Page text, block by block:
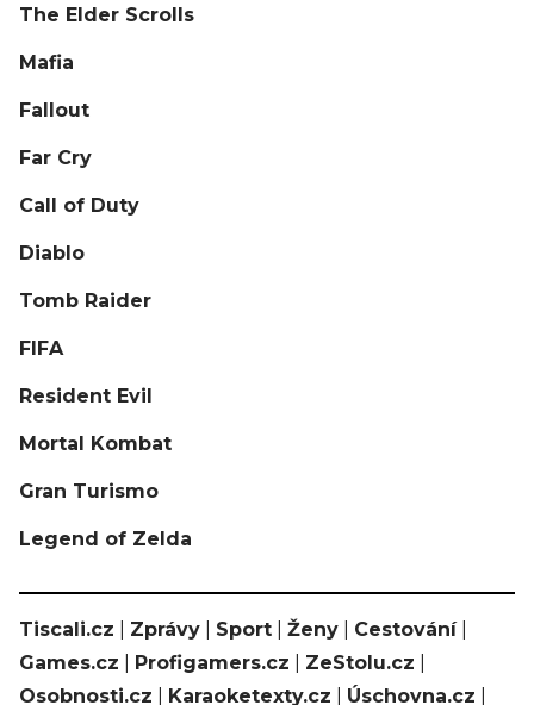
The Elder Scrolls
Mafia
Fallout
Far Cry
Call of Duty
Diablo
Tomb Raider
FIFA
Resident Evil
Mortal Kombat
Gran Turismo
Legend of Zelda
Tiscali.cz Zprávy Sport Ženy Cestování|
Games.cz
Profigamers.cz ZeStolu.cz
Osobnosti.cz
Karaoketexty.cz Úschovna.cz